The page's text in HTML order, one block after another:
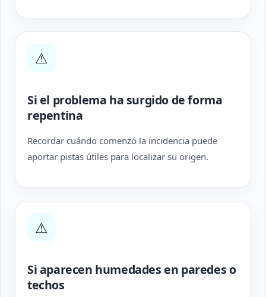
⚠
Si el problema ha surgido de forma
repentina
Recordar cuándo comenzó la incidencia puede
aportar pistas útiles para localizar su origen.
⚠
Si aparecen humedades en paredes o
techos